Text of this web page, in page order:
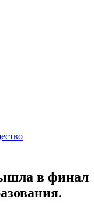
в финал